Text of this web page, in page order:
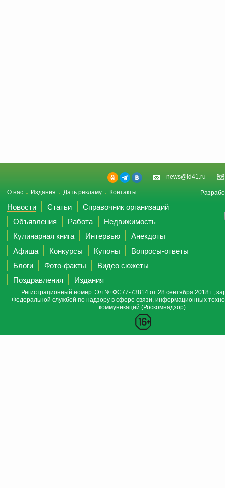
news@id41.ru
О нас Издания Дать рекламу Контакты
Новости Статьи
Справочник организаций
Объявления
Работа
Недвижимость
Кулинарная книга
Интервью
Анекдоты
Афиша
Конкурсы Купоны
Вопросы-ответы
Блоги
Фото-факты
Видео сюжеты
Поздравления
Издания
Регистрационный номер: Эл № ФС77-73814 от 28 сентября 2018 г.,
Федеральной службой по надзору в сфере связи, информационных
коммуникаций (Роскомнадзор).